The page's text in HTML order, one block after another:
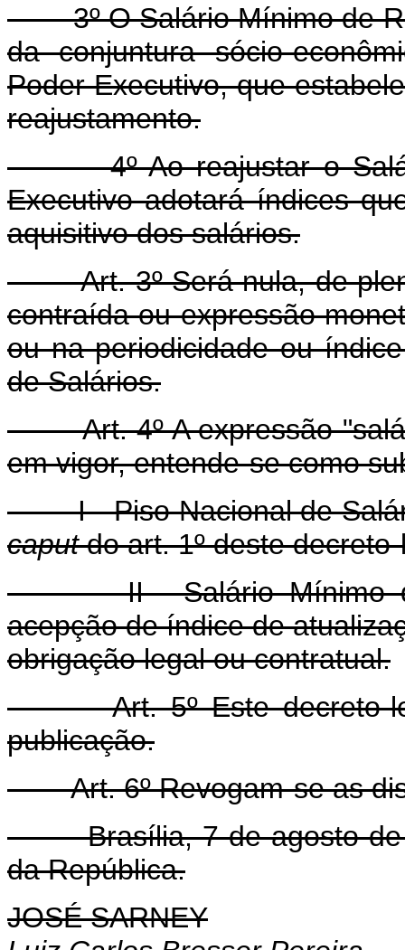
3º O Salário Mínimo de
da conjuntura sócio-
Poder Executivo, que
reajustamento.
4º Ao reajustar o
Executivo adotará índices
aquisitivo dos salários.
Art. 3º Será nula, de
contraída ou expressão
ou na periodicidade ou
de Salários.
Art. 4º A expressão
em vigor, entende-se como
I - Piso Nacional de
caputdo art. 1º deste
II - Salário Mínimo de
acepção de índice de
obrigação legal ou contratual.
Art. 5º Este decreto-lei
publicação.
Art. 6º Revogam-se as
Brasília, 7 de agosto de
da República.
JOSÉ SARNEY